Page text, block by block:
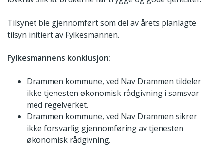
Tilsynet ble gjennomført som del av årets planlagte
tilsyn initiert av Fylkesmannen.
Fylkesmannens konklusjon:
Drammen kommune, ved Nav Drammen tildeler
ikke tjenesten økonomisk rådgivning i samsvar
med regelverket.
Drammen kommune, ved Nav Drammen sikrer
ikke forsvarlig gjennomføring av tjenesten
økonomisk rådgivning.